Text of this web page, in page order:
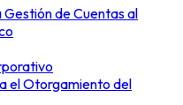
Gestión de Cuentas al
el Otorgamiento del